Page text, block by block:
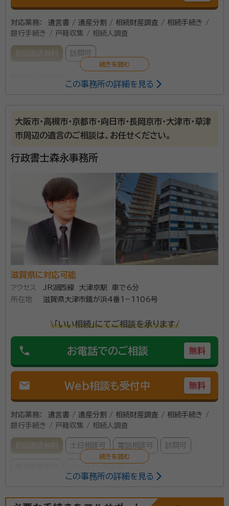
対応業務：
遺言書 / 遺産分割 / 相続財産調査 / 相続手続き /
銀行手続き / 戸籍収集 / 相続人調査
初回面談無料 訪問可
事務所口コミ（抜粋）：
account_circle 満足度 3.0
ご利用時期：2023/12
面談の感想
家まで来て下さり、対応が早かった。ですが相続に関する相場を後から確
認したらかなりの高額にビックリしています。対応は良いのですがもう少
し良心的な金額が望ましいものです。
契約後の感想
説明を受けた際には、此方も焦っていたせいもありますがもう少し安いも
のと考えておりましたのでビックリしています。家まで来て頂いたので断
りずらい状況でした。
生前の相続相談から死後の遺産相続に関する手続きま
資格等： 行政書士
この事務所の詳細を見る
大阪市・高槻市・京都市・向日市・長岡京市・大津市・草津
市周辺の遺言のご相談は、お任せください。
行政書士森永事務所
滋賀県に対応可能
アクセス
JR湖西線 大津京駅 車で6分
所在地
滋賀県大津市鏡が浜4番1−1106号
\「いい相続」にてご相談を承ります/
phone お電話でのご相談 無料
mail Web相談も受付中 無料
対応業務：
遺言書 / 遺産分割 / 相続財産調査 / 相続手続き /
銀行手続き / 戸籍収集 / 相続人調査
初回面談無料 土日相談可 電話相談可 訪問可
この事務所の詳細を見る